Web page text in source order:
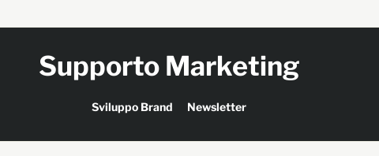
Supporto Marketing
Sviluppo Brand Newsletter